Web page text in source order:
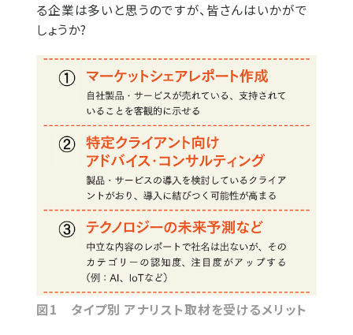
る企業は多いと思うのですが、皆さんはいかがで
しょうか?
図1 タイプ別 アナリスト取材を受けるメリット